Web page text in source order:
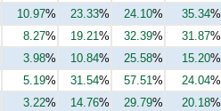
10.97% 23.33% 24.10% 35.34%
8.27% 19.21 % 32.39% 31.87%
3.98% 10.84% 25.58% 15.20%
5.19% 31.54% 57.51 % 24.04%
3.22% 14.76% 29.79% 20.18%